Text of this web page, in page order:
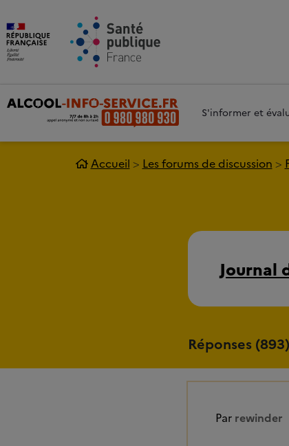
S'informer et
Accueil Les forums de discussion
Journal
Réponses (893)
Par rewinder